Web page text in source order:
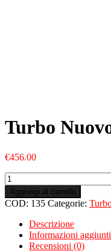
Turbo
€456.00
Turbo
Nuovo
per
PEUGEOTPartner
(Ranch)
Aggiungi al carrello
COD: 135 Categorie:
Descrizione
Informazioni
Recensioni (0)